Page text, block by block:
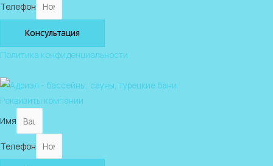
Телефон
Консультация
Политика конфиденциальности
Реквизиты компании
Имя
Телефон